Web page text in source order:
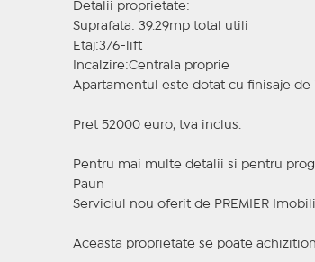
Detalii proprietate:
Suprafata: 39.29mp total utili
Etaj:3/6-lift
Incalzire:Centrala proprie
Apartamentul este dotat cu finisaje de
Pret 52000 euro, tva inclus.
Pentru mai multe detalii si pentru
Paun
Serviciul nou oferit de PREMIER
Aceasta proprietate se poate